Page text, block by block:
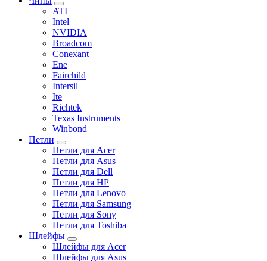
ATI
Intel
NVIDIA
Broadcom
Conexant
Ene
Fairchild
Intersil
Ite
Richtek
Texas Instruments
Winbond
Петли
Петли для Acer
Петли для Asus
Петли для Dell
Петли для HP
Петли для Lenovo
Петли для Samsung
Петли для Sony
Петли для Toshiba
Шлейфы
Шлейфы для Acer
Шлейфы для Asus